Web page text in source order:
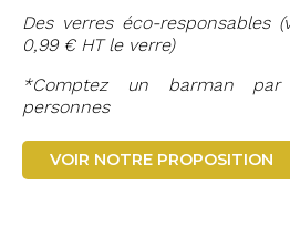
Des verres éco-responsables
0,99 € HT le verre)
*Comptez un barman
personnes
VOIR NOTRE PROPOSITION